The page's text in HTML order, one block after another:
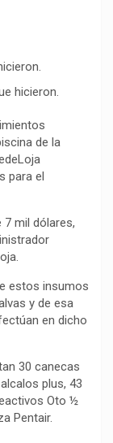
hicieron.
de la
para el
7 mil dólares,
estos insumos
y de esa
en dicho
30 canecas
plus, 43
Oto ½
Pentair.